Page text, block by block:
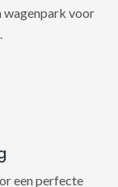
wagenpark voor
een perfecte